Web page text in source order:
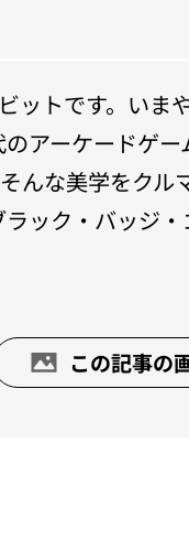
ットです。い
アーケードゲ
んな美学をク
ック・バッジ・
この記事の